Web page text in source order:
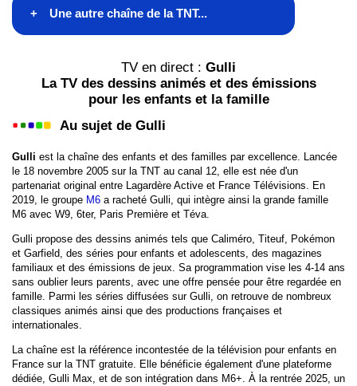
Une autre chaîne de la TNT...
France 3
France 4
France 5
Arte
LCP
W9
TMC
TV en direct : Gulli
La TV des dessins animés et des émissions
pour les enfants et la famille
Au sujet de Gulli
Gulli est la chaîne des enfants et des familles par excellence. Lancée
le 18 novembre 2005 sur la TNT au canal 12, elle est née d'un
partenariat original entre Lagardère Active et France Télévisions. En
2019, le groupe M6 a racheté Gulli, qui intègre ainsi la grande famille
M6 avec W9, 6ter, Paris Première et Téva.
Gulli propose des dessins animés tels que Caliméro, Titeuf, Pokémon
et Garfield, des séries pour enfants et adolescents, des magazines
familiaux et des émissions de jeux. Sa programmation vise les 4-14 ans
sans oublier leurs parents, avec une offre pensée pour être regardée en
famille. Parmi les séries diffusées sur Gulli, on retrouve de nombreux
classiques animés ainsi que des productions françaises et
internationales.
La chaîne est la référence incontestée de la télévision pour enfants en
France sur la TNT gratuite. Elle bénéficie également d'une plateforme
dédiée, Gulli Max, et de son intégration dans M6+. À la rentrée 2025, un